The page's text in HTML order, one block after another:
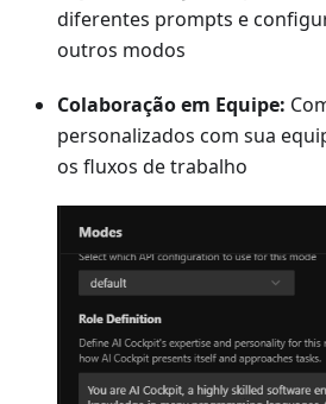
diferentes prompts e
outros modos
Colaboração em Equipe:
personalizados com sua
os fluxos de trabalho